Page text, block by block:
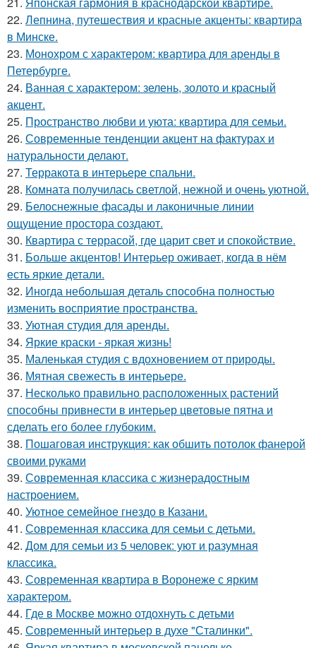
22. Лепнина, путешествия и красные акценты: квартира
в Минске.
23. Монохром с характером: квартира для аренды в
Петербурге.
24. Ванная с характером: зелень, золото и красный
акцент.
25. Пространство любви и уюта: квартира для семьи.
26. Современные тенденции акцент на фактурах и
натуральности делают.
27. Терракота в интерьере спальни.
28. Комната получилась светлой, нежной и очень уютной.
29. Белоснежные фасады и лаконичные линии
ощущение простора создают.
30. Квартира с террасой, где царит свет и спокойствие.
31. Больше акцентов! Интерьер оживает, когда в нём
есть яркие детали.
32. Иногда небольшая деталь способна полностью
изменить восприятие пространства.
33. Уютная студия для аренды.
34. Яркие краски - яркая жизнь!
35. Маленькая студия с вдохновением от природы.
36. Мятная свежесть в интерьере.
37. Несколько правильно расположенных растений
способны привнести в интерьер цветовые пятна и
сделать его более глубоким.
38. Пошаговая инструкция: как обшить потолок фанерой
своими руками
39. Современная классика с жизнерадостным
настроением.
40. Уютное семейное гнездо в Казани.
41. Современная классика для семьи с детьми.
42. Дом для семьи из 5 человек: уют и разумная
классика.
43. Современная квартира в Воронеже с ярким
характером.
44. Где в Москве можно отдохнуть с детьми
45. Современный интерьер в духе "Сталинки".